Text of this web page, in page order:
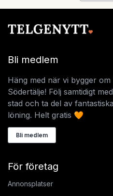
Bli medlem
Häng med när vi bygger om
Södertälje! Följ samtidigt
stad och ta del av
löning. Helt gratis 🧡
Bli medlem
För företag
Annonsplatser